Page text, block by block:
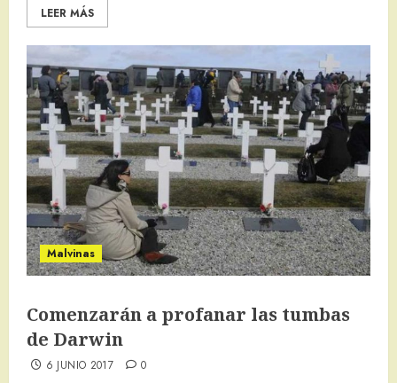
LEER MÁS
Malvinas
Comenzarán a profanar las tumbas
de Darwin
6 JUNIO 2017 0